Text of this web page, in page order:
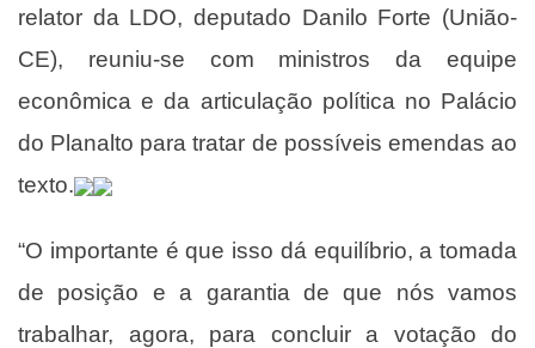
relator da LDO, deputado Danilo Forte (União-
CE), reuniu-se com ministros da equipe
econômica e da articulação política no Palácio
do Planalto para tratar de possíveis emendas ao
texto.
“O importante é que isso dá equilíbrio, a tomada
de posição e a garantia de que nós vamos
trabalhar, agora, para concluir a votação do